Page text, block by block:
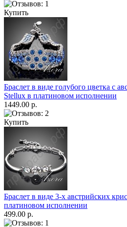
Купить
Браслет в виде голубого цветка с
Stellux в платиновом исполнении
1449.00 р.
Купить
Браслет в виде 3-х австрийских
платиновом исполнении
499.00 р.